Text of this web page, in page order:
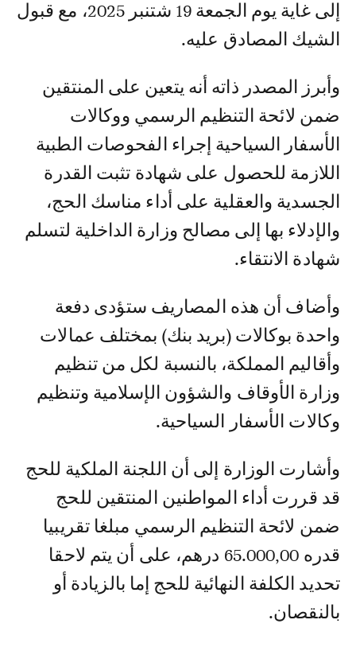
إلى غاية يوم الجمعة 19 شتنبر 2025، مع قبول
الشيك المصادق عليه.
وأبرز المصدر ذاته أنه يتعين على المنتقين
ضمن لائحة التنظيم الرسمي ووكالات
الأسفار السياحية إجراء الفحوصات الطبية
اللازمة للحصول على شهادة تثبت القدرة
الجسدية والعقلية على أداء مناسك الحج،
والإدلاء بها إلى مصالح وزارة الداخلية لتسلم
شهادة الانتقاء.
وأضاف أن هذه المصاريف ستؤدى دفعة
واحدة بوكالات (بريد بنك) بمختلف عمالات
وأقاليم المملكة، بالنسبة لكل من تنظيم
وزارة الأوقاف والشؤون الإسلامية وتنظيم
وكالات الأسفار السياحية.
وأشارت الوزارة إلى أن اللجنة الملكية للحج
قد قررت أداء المواطنين المنتقين للحج
ضمن لائحة التنظيم الرسمي مبلغا تقريبيا
قدره 65.000,00 درهم، على أن يتم لاحقا
تحديد الكلفة النهائية للحج إما بالزيادة أو
بالنقصان.